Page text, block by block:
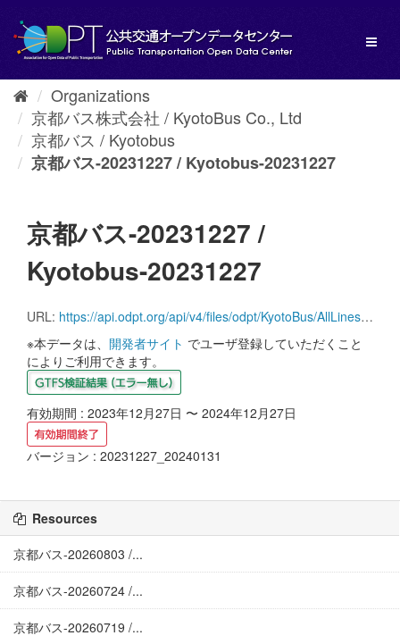
content
Organizations
京都バス株式会社 / KyotoBus Co., Ltd
京都バス / Kyotobus
京都バス-20231227 / Kyotobus-20231227
京都バス-20231227 /
Kyotobus-20231227
URL: https://api.odpt.org/api/v4/files/odpt/KyotoBus/AllLines.zip?date=20231227&acl:consumerKey=[アクセストークン/YOUR_ACCESS_TOKEN]
※本データは、 開発者サイト でユーザ登録していただくこと
によりご利用できます。
有効期間 : 2023年12月27日 〜 2024年12月27日
バージョン : 20231227_20240131
Resources
京都バス-20260803 /...
京都バス-20260724 /...
京都バス-20260719 /...